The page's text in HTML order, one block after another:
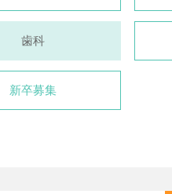
⻭科
新卒募集